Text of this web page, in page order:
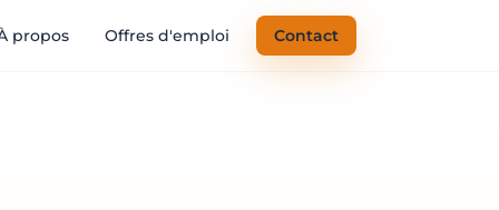
propos Offres d'emploi Contact